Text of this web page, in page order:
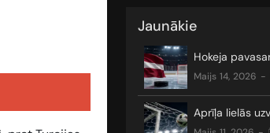
Jaunākie
maijs 14, 2026 -